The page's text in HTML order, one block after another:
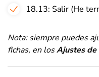
18.13: Salir (He
Nota: siempre puedes
fichas, en losAjustes